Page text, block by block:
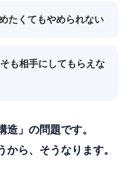
たくてもやめられない
も相手にしてもらえな
造」の問題です。
ら、そうなります。